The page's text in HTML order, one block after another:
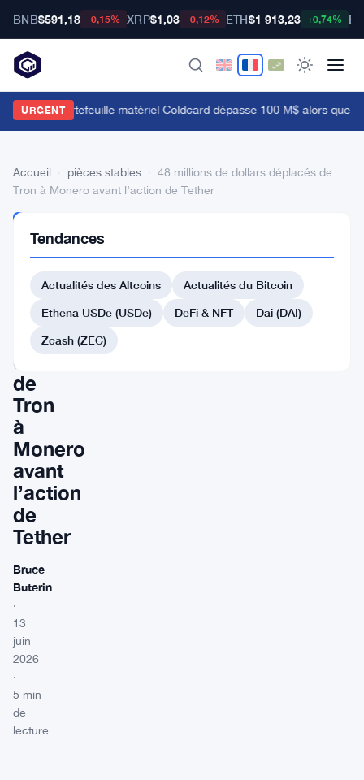
BNB$591,18 -0,15% XRP$1,03 -0,12% ETH$1 913,23 +0,74%
URGENT
faille du portefeuille matériel Coldcard dépasse 100 M$ alors que
Accueil pièces stables
48 millions de dollars déplacés de
Tron à Monero avant l’action de Tether
STABLES
millions
dollars
déplacés
de
Tron
à
Monero
avant
l’action
de
Tether
Bruce
Buterin
·
13
juin
2026
·
5 min
de
lecture
Tendances
Actualités des Altcoins
Actualités du Bitcoin
Ethena USDe (USDe)
DeFi & NFT
Dai (DAI)
Zcash (ZEC)